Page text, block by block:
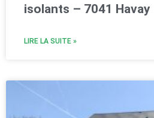
isolants – 7041 Havay
LIRE LA SUITE »